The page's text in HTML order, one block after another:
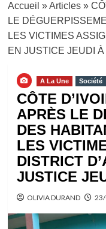
Accueil »Articles»
LE
LES VICTIMES
EN JUSTICE JEUDI À
A La Une Société
CÔTE
APRÈS LE
DES
LES
DISTRICT
JUSTICE
OLIVIA DURAND